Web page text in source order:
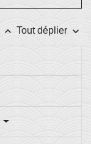
keyboard_arrow_up Tout déplier keyboard_arrow_down